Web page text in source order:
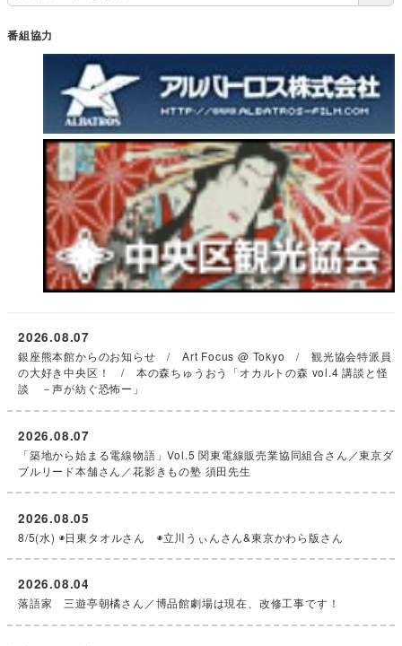
番組協力
銀座熊本館からのお知らせ / Art Focus @ Tokyo / 観光協会特派員
の大好き中央区！ / 本の森ちゅうおう「オカルトの森 vol.4 講談と怪
談 －声が紡ぐ恐怖ー」
2026.08.07
「築地から始まる電線物語」Vol.5 関東電線販売業協同組合さん／東京ダ
ブルリード本舗さん／花影きもの塾 須田先生
2026.08.07
8/5(水) ◉日東タオルさん ◉立川うぃんさん&東京かわら版さん
2026.08.05
落語家 三遊亭朝橘さん／博品館劇場は現在、改修工事です！
2026.08.04